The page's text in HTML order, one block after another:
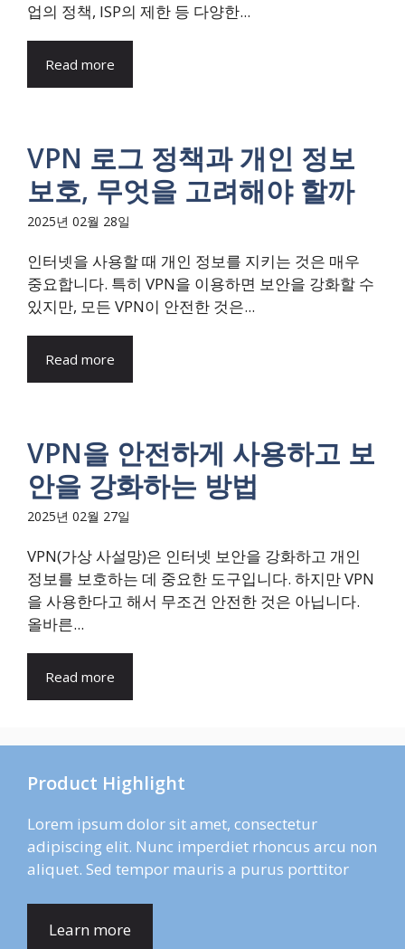
업의 정책, ISP의 제한 등 다양한...
Read more
VPN 로그 정책과 개인 정보
보호, 무엇을 고려해야 할까
2025년 02월 28일
인터넷을 사용할 때 개인 정보를 지키는 것은 매우
중요합니다. 특히 VPN을 이용하면 보안을 강화할 수
있지만, 모든 VPN이 안전한 것은...
Read more
VPN을 안전하게 사용하고 보
안을 강화하는 방법
2025년 02월 27일
VPN(가상 사설망)은 인터넷 보안을 강화하고 개인
정보를 보호하는 데 중요한 도구입니다. 하지만 VPN
을 사용한다고 해서 무조건 안전한 것은 아닙니다.
올바른...
Read more
Product Highlight
Lorem ipsum dolor sit amet, consectetur
adipiscing elit. Nunc imperdiet rhoncus arcu non
aliquet. Sed tempor mauris a purus porttitor
Learn more